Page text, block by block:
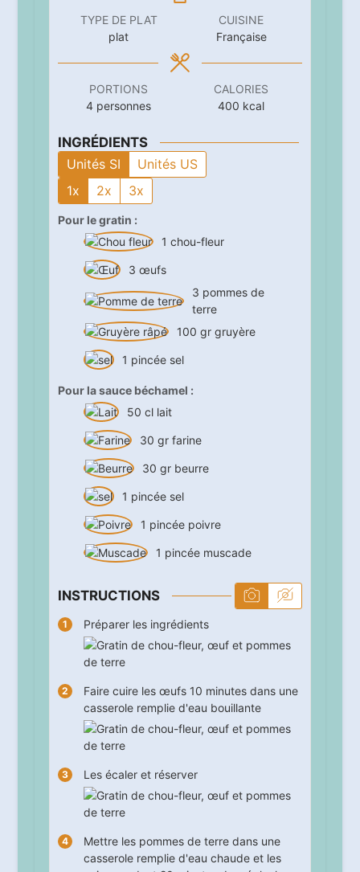
TYPE DE PLAT
plat
CUISINE
Française
PORTIONS
4 personnes
CALORIES
400 kcal
INGRÉDIENTS
Unités SI
Unités US
1x
2x 3x
Pour le gratin :
1 chou-fleur
3 œufs
3 pommes de
terre
100 gr gruyère
1 pincée sel
Pour la sauce béchamel :
50 cl lait
30 gr farine
30 gr beurre
1 pincée sel
1 pincée poivre
1 pincée muscade
INSTRUCTIONS
Préparer les ingrédients
Faire cuire les œufs 10 minutes dans une
casserole remplie d'eau bouillante
Les écaler et réserver
Mettre les pommes de terre dans une
casserole remplie d'eau chaude et les